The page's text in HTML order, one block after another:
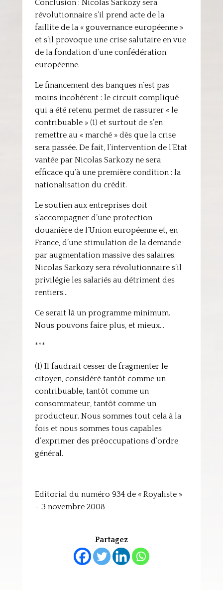
Conclusion : Nicolas Sarkozy sera
révolutionnaire s’il prend acte de la
faillite de la « gouvernance européenne »
et s’il provoque une crise salutaire en vue
de la fondation d’une confédération
européenne.
Le financement des banques n’est pas
moins incohérent : le circuit compliqué
qui a été retenu permet de rassurer « le
contribuable » (1) et surtout de s’en
remettre au « marché » dès que la crise
sera passée. De fait, l’intervention de l’Etat
vantée par Nicolas Sarkozy ne sera
efficace qu’à une première condition : la
nationalisation du crédit.
Le soutien aux entreprises doit
s’accompagner d’une protection
douanière de l’Union européenne et, en
France, d’une stimulation de la demande
par augmentation massive des salaires.
Nicolas Sarkozy sera révolutionnaire s’il
privilégie les salariés au détriment des
rentiers…
Ce serait là un programme minimum.
Nous pouvons faire plus, et mieux…
***
(1) Il faudrait cesser de fragmenter le
citoyen, considéré tantôt comme un
contribuable, tantôt comme un
consommateur, tantôt comme un
producteur. Nous sommes tout cela à la
fois et nous sommes tous capables
d’exprimer des préoccupations d’ordre
général.
Editorial du numéro 934 de « Royaliste »
– 3 novembre 2008
Partagez